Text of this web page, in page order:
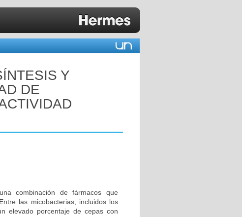
Y
DE
combinación de fármacos que
las micobacterias, incluidos los
elevado porcentaje de cepas con